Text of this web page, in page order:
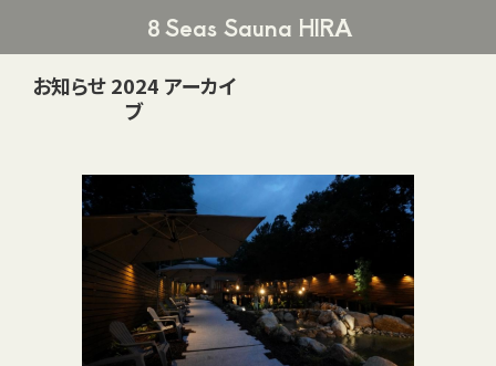
８Seas Sauna HIRA
お知らせ 2024 アーカイ
ブ